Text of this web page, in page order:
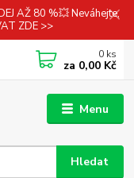
AŽ 80 %💥 Neváhejte,
ZDE >>
Menu
Hledat
0 ks
za 0,00 Kč